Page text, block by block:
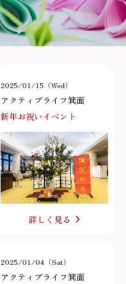
2025/01/15（Wed）
アクティブライフ箕面
新年お祝いイベント
詳しく見る
2025/01/04（Sat）
アクティブライフ箕面